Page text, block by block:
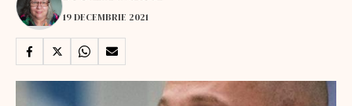
19 DECEMBRIE 2021